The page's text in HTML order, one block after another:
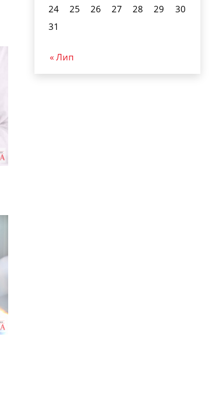
24
25 26 27 28 29
30
31
« Лип